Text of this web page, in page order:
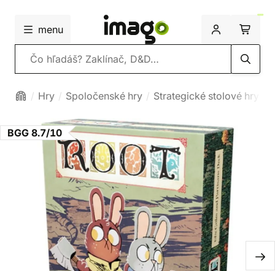
menu
Vyhľadávanie
Hry Spoločenské hry Strategické stolové hry
BGG 8.7/10